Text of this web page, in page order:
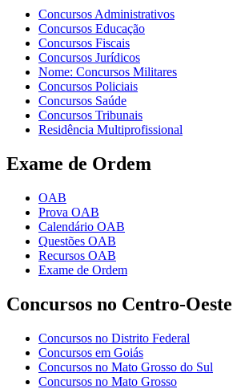
Concursos Administrativos
Concursos Educação
Concursos Fiscais
Concursos Jurídicos
Nome: Concursos Militares
Concursos Policiais
Concursos Saúde
Concursos Tribunais
Residência Multiprofissional
Exame de Ordem
OAB
Prova OAB
Calendário OAB
Questões OAB
Recursos OAB
Exame de Ordem
Concursos no Centro-Oeste
Concursos no Distrito Federal
Concursos em Goiás
Concursos no Mato Grosso do Sul
Concursos no Mato Grosso